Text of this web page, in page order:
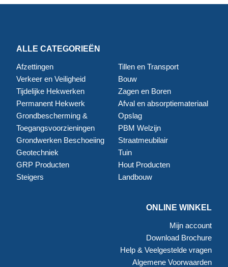
ALLE CATEGORIEËN
Afzettingen
Verkeer en Veiligheid
Tijdelijke Hekwerken
Permanent Hekwerk
Grondbescherming &
Toegangsvoorzieningen
Grondwerken Beschoeiing
Geotechniek
GRP Producten
Steigers
Tillen en Transport
Bouw
Zagen en Boren
Afval en absorptiemateriaal
Opslag
PBM Welzijn
Straatmeubilair
Tuin
Hout Producten
Landbouw
ONLINE WINKEL
Mijn account
Download Brochure
Help & Veelgestelde vragen
Algemene Voorwaarden